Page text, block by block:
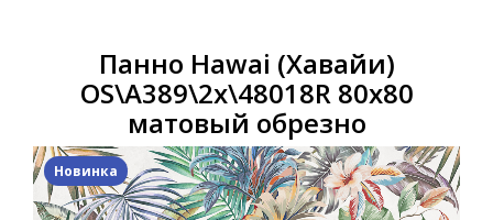
Панно Hawai (Хавайи)
OS\A389\2x\48018R 80x80
матовый обрезно
Новинка